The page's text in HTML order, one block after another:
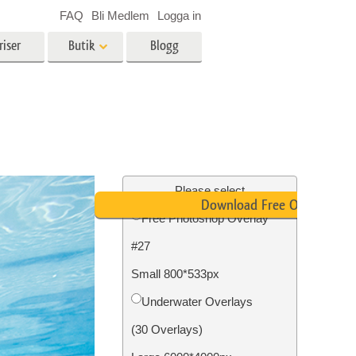
Foto restaurering
Butik Blogg
FAQ Bli Medlem Logga in
Please select
Free Photoshop Overlay
#27
Small 800*533px
Underwater Overlays
(30 Overlays)
Download Free Overlay